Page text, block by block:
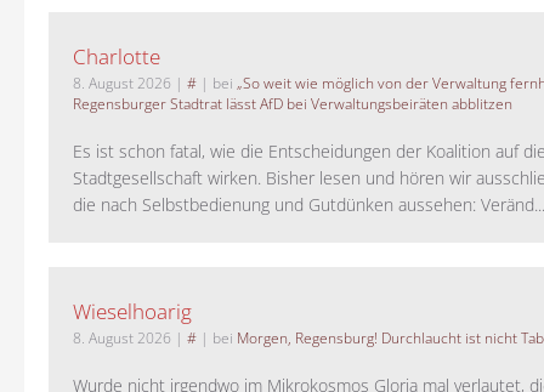
Charlotte
8. August 2026 | # | bei „So weit wie möglich von der Verwaltung
Regensburger Stadtrat lässt AfD bei Verwaltungsbeiräten abblitzen
Es ist schon fatal, wie die Entscheidungen der Koalition auf
Stadtgesellschaft wirken. Bisher lesen und hören wir
die nach Selbstbedienung und Gutdünken aussehen: Veränd...
Wieselhoarig
8. August 2026 | # | bei Morgen, Regensburg! Durchlaucht ist nicht
Wurde nicht irgendwo im Mikrokosmos Gloria mal verlautet,